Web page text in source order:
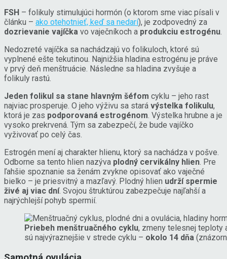
FSH – folikuly stimulujúci hormón (o ktorom sme viac písali v
článku – ako otehotnieť, keď sa nedarí), je zodpovedný za
dozrievanie vajíčka vo vaječníkoch a produkciu estrogénu.
Nedozreté vajíčka sa nachádzajú vo folikuloch, ktoré sú
vyplnené ešte tekutinou. Najnižšia hladina estrogénu je práve
v prvý deň menštruácie. Následne sa hladina zvyšuje a
folikuly rastú.
Jeden folikul sa stane hlavným šéfom cyklu – jeho rast
najviac prosperuje. O jeho výživu sa stará výstelka folikulu,
ktorá je zas podporovaná estrogénom. Výstelka hrubne a je
vysoko prekrvená. Tým sa zabezpečí, že bude vajíčko
vyživovať po celý čas.
Estrogén mení aj charakter hlienu, ktorý sa nachádza v pošve.
Odborne sa tento hlien nazýva plodný cervikálny hlien. Pre
ľahšie spoznanie sa ženám zvykne opisovať ako vaječné
bielko – je priesvitný a mazľavý. Plodný hlien udrží spermie
živé aj viac dní. Svojou štruktúrou zabezpečuje najľahší a
najrýchlejší pohyb spermií.
Priebeh menštruačného cyklu, zmeny telesnej teploty
sú najvýraznejšie v strede cyklu – okolo 14 dňa